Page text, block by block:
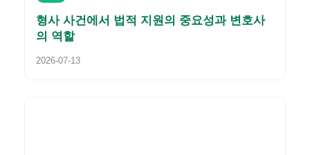
형사 사건에서 법적 지원의 중요성과 변호사
의 역할
2026-07-13